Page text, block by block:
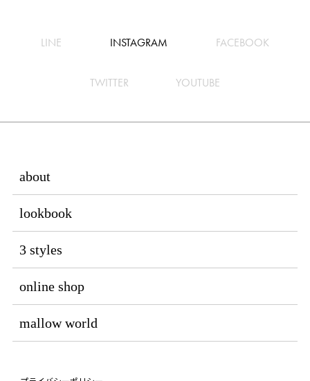
LINE INSTAGRAM FACEBOOK
TWITTER YOUTUBE
about
lookbook
3 styles
online shop
mallow world